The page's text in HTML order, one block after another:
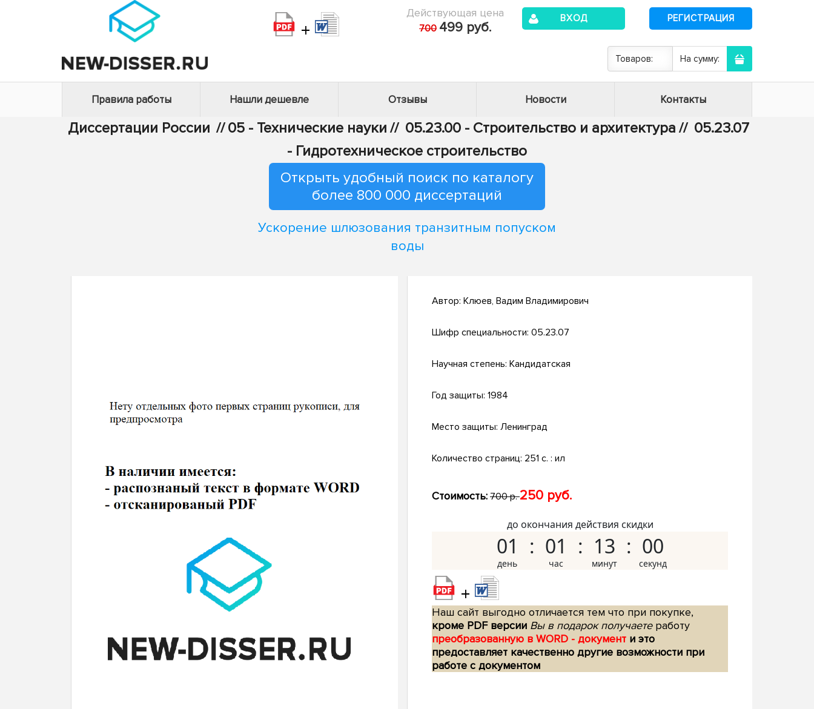
+
Действующая цена
700 499 руб.
ВХОД РЕГИСТРАЦИЯ
Товаров: На сумму:
Правила работы Нашли дешевле Отзывы Новости Контакты
Диссертации России // 05 - Технические науки // 05.23.00 - Строительство и архитектура // 05.23.07
- Гидротехническое строительство
Открыть удобный поиск по каталогу
более 800 000 диссертаций
Ускорение шлюзования транзитным попуском
воды
Автор: Клюев, Вадим Владимирович
Шифр специальности: 05.23.07
Научная степень: Кандидатская
Год защиты: 1984
Место защиты: Ленинград
Количество страниц: 251 c. : ил
Стоимость: 700 р.250 руб.
до окончания действия скидки
01 01 12 59
+
Наш сайт выгодно отличается тем что при покупке,
кроме PDF версии Вы в подарок получаетеработу
преобразованную в WORD - документ и это
предоставляет качественно другие возможности при
работе с документом